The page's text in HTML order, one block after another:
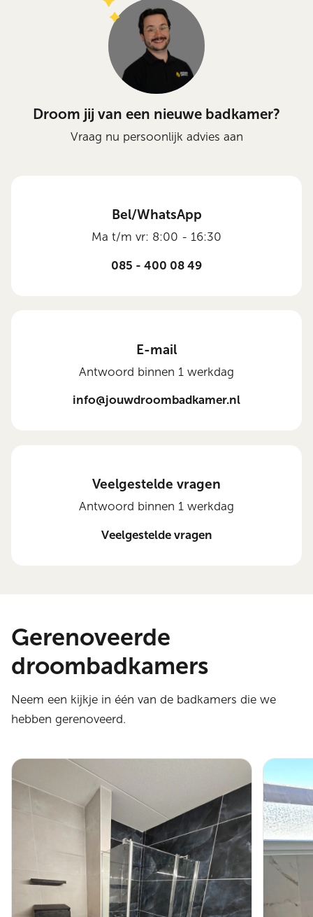
Droom jij van een nieuwe badkamer?
Vraag nu persoonlijk advies aan
Bel/WhatsApp
Ma t/m vr: 8:00 - 16:30
085 - 400 08 49
E-mail
Antwoord binnen 1 werkdag
info@jouwdroombadkamer.nl
Veelgestelde vragen
Antwoord binnen 1 werkdag
Veelgestelde vragen
Gerenoveerde
droombadkamers
Neem een kijkje in één van de badkamers die we
hebben gerenoveerd.